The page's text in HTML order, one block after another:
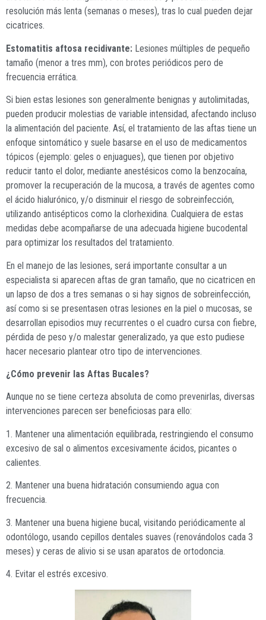
resolución más lenta (semanas o meses), tras lo cual pueden dejar
cicatrices.
Estomatitis aftosa recidivante: Lesiones múltiples de pequeño
tamaño (menor a tres mm), con brotes periódicos pero de
frecuencia errática.
Si bien estas lesiones son generalmente benignas y autolimitadas,
pueden producir molestias de variable intensidad, afectando incluso
la alimentación del paciente. Así, el tratamiento de las aftas tiene un
enfoque sintomático y suele basarse en el uso de medicamentos
tópicos (ejemplo: geles o enjuagues), que tienen por objetivo
reducir tanto el dolor, mediante anestésicos como la benzocaína,
promover la recuperación de la mucosa, a través de agentes como
el ácido hialurónico, y/o disminuir el riesgo de sobreinfección,
utilizando antisépticos como la clorhexidina. Cualquiera de estas
medidas debe acompañarse de una adecuada higiene bucodental
para optimizar los resultados del tratamiento.
En el manejo de las lesiones, será importante consultar a un
especialista si aparecen aftas de gran tamaño, que no cicatricen en
un lapso de dos a tres semanas o si hay signos de sobreinfección,
así como si se presentasen otras lesiones en la piel o mucosas, se
desarrollan episodios muy recurrentes o el cuadro cursa con fiebre,
pérdida de peso y/o malestar generalizado, ya que esto pudiese
hacer necesario plantear otro tipo de intervenciones.
¿Cómo prevenir las Aftas Bucales?
Aunque no se tiene certeza absoluta de como prevenirlas, diversas
intervenciones parecen ser beneficiosas para ello:
1. Mantener una alimentación equilibrada, restringiendo el consumo
excesivo de sal o alimentos excesivamente ácidos, picantes o
calientes.
2. Mantener una buena hidratación consumiendo agua con
frecuencia.
3. Mantener una buena higiene bucal, visitando periódicamente al
odontólogo, usando cepillos dentales suaves (renovándolos cada 3
meses) y ceras de alivio si se usan aparatos de ortodoncia.
4. Evitar el estrés excesivo.